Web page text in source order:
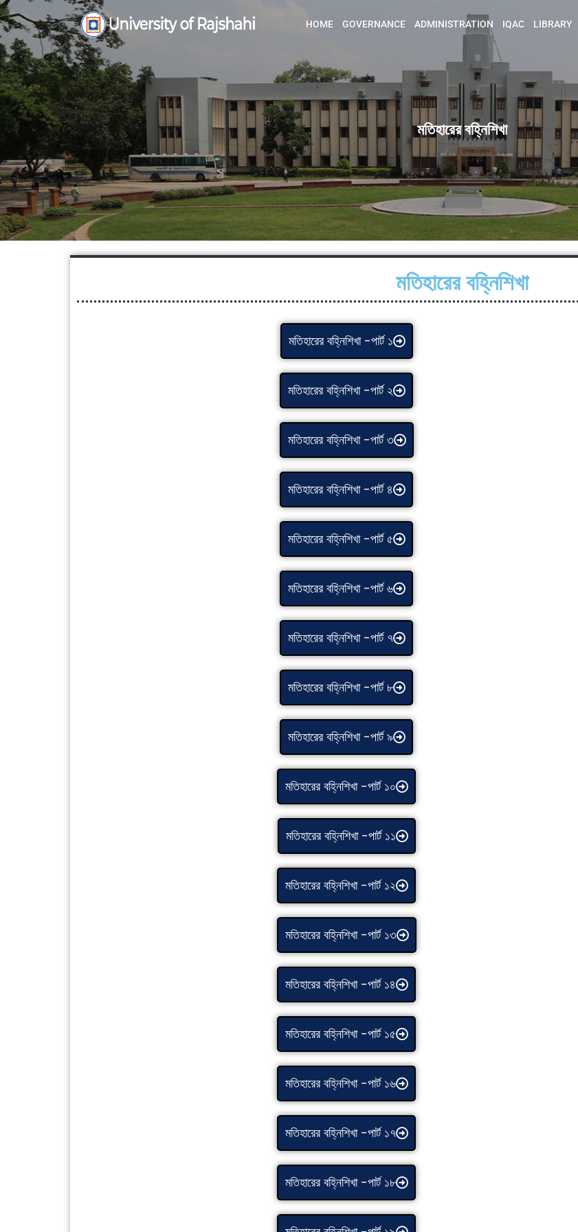
HOME GOVERNANCE ADMINISTRATION IQAC LIBRARY
মতিহারের বহ্নিশিখা
মতিহারের বহ্নিশিখা
মতিহারের বহ্নিশিখা -পার্ট ১
মতিহারের বহ্নিশিখা -পার্ট ২
মতিহারের বহ্নিশিখা -পার্ট ৩
মতিহারের বহ্নিশিখা -পার্ট ৪
মতিহারের বহ্নিশিখা -পার্ট ৫
মতিহারের বহ্নিশিখা -পার্ট ৬
মতিহারের বহ্নিশিখা -পার্ট ৭
মতিহারের বহ্নিশিখা -পার্ট ৮
মতিহারের বহ্নিশিখা -পার্ট ৯
মতিহারের বহ্নিশিখা -পার্ট ১০
মতিহারের বহ্নিশিখা -পার্ট ১১
মতিহারের বহ্নিশিখা -পার্ট ১২
মতিহারের বহ্নিশিখা -পার্ট ১৩
মতিহারের বহ্নিশিখা -পার্ট ১৪
মতিহারের বহ্নিশিখা -পার্ট ১৫
মতিহারের বহ্নিশিখা -পার্ট ১৬
মতিহারের বহ্নিশিখা -পার্ট ১৭
মতিহারের বহ্নিশিখা -পার্ট ১৮